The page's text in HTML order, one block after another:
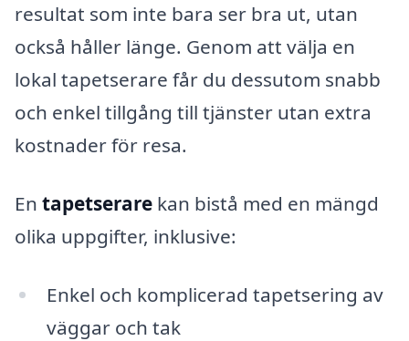
resultat som inte bara ser bra ut, utan
också håller länge. Genom att välja en
lokal tapetserare får du dessutom snabb
och enkel tillgång till tjänster utan extra
kostnader för resa.
En tapetserare kan bistå med en mängd
olika uppgifter, inklusive:
Enkel och komplicerad tapetsering av
väggar och tak